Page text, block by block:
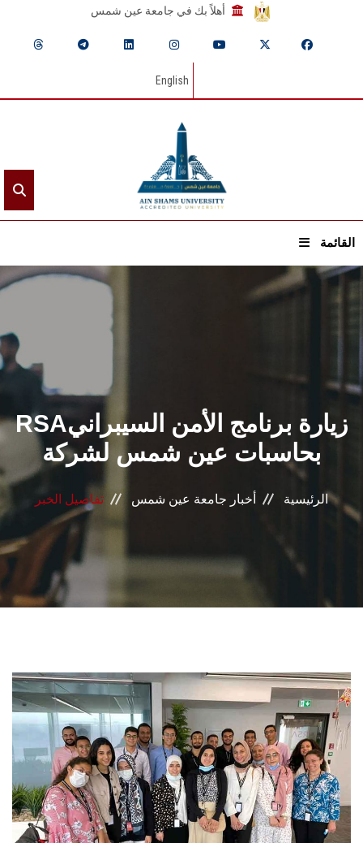
أهلاً بك في جامعة عين شمس
English
القائمة
الرئيسيـة
عن الجامعة
القطاعـات
الشئون الأكاديمية
البحث العلمي
الرعاية الصحية
المراكز والوحدات
الأنظمة الذكية
تواصل معنا
هيئة التدريس
الدراسات العليا
RSAزيارة برنامج الأمن السيبراني
بحاسبات عين شمس لشركة
الرئيسية أخبار جامعة عين شمس تفاصيل الخبر